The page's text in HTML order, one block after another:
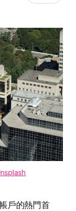
戶的熱門首